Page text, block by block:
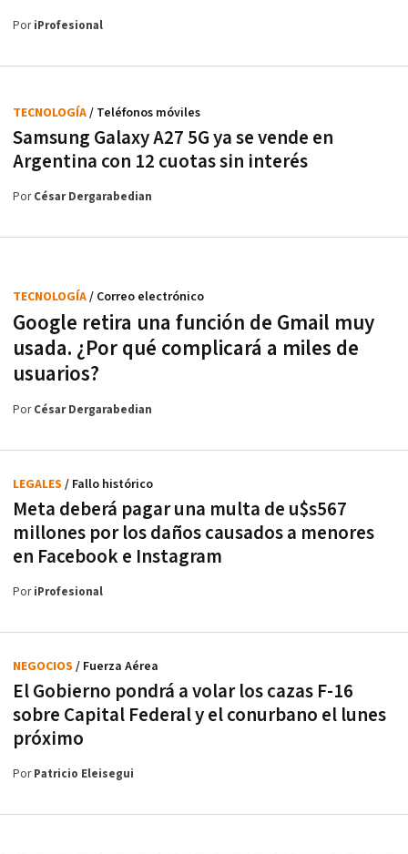
PoriProfesional
Samsung Galaxy A27 5G ya se vende en
Argentina con 12 cuotas sin interés
TECNOLOGÍA/ Teléfonos móviles
PorCésar Dergarabedian
Google retira una función de Gmail muy
usada. ¿Por qué complicará a miles de
usuarios?
TECNOLOGÍA/ Correo electrónico
PorCésar Dergarabedian
Meta deberá pagar una multa de u$s567
millones por los daños causados a menores
en Facebook e Instagram
LEGALES / Fallo histórico
PoriProfesional
El Gobierno pondrá a volar los cazas F-16
sobre Capital Federal y el conurbano el lunes
próximo
NEGOCIOS / Fuerza Aérea
PorPatricio Eleisegui